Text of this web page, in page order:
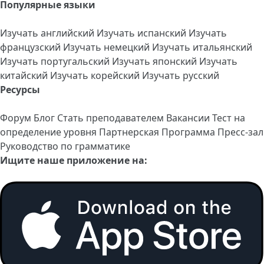
Популярные языки
Изучать английский Изучать испанский Изучать
французский Изучать немецкий Изучать итальянский
Изучать португальский Изучать японский Изучать
китайский Изучать корейский Изучать русский
Ресурсы
Форум Блог Стать преподавателем Вакансии Тест на
определение уровня Партнерская Программа Пресс-зал
Руководство по грамматике
Ищите наше приложение на: